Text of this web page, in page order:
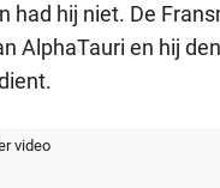
had hij niet. De
AlphaTauri en hij
video